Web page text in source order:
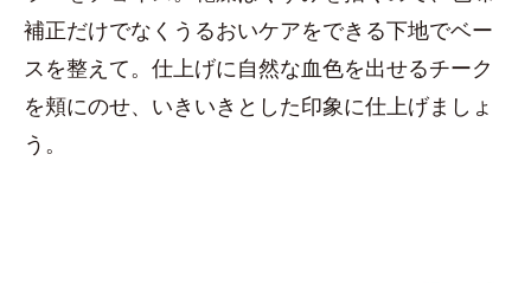
補正だけでなくうるおいケアをできる下地でベー
スを整えて。仕上げに自然な血色を出せるチーク
を頬にのせ、いきいきとした印象に仕上げましょ
う。